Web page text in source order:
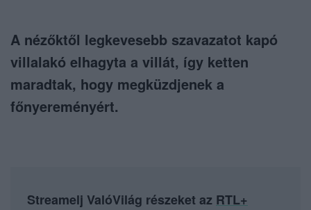
A nézőktől legkevesebb szavazatot kapó
villalakó elhagyta a villát, így ketten
maradtak, hogy megküzdjenek a
főnyereményért.
Streamelj ValóVilág részeket az RTL+